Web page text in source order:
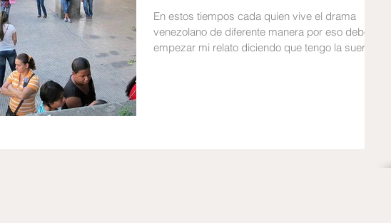
En estos tiempos cada quien vive el drama
venezolano de diferente manera por eso debo
empezar mi relato diciendo que tengo la suerte